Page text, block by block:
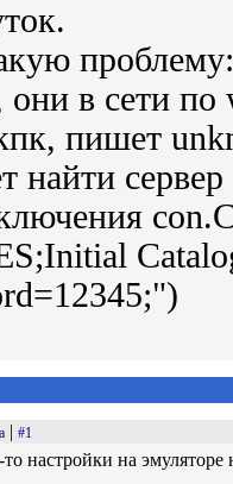
проблему:
они в сети
пишет
сервер
| #1
настройки на эмуляторе